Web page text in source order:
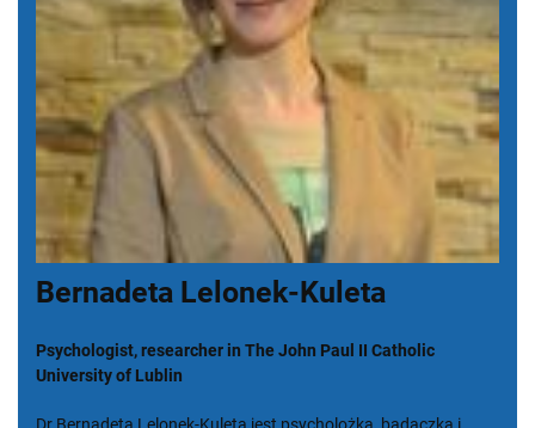
Bernadeta Lelonek-Kuleta
Psychologist, researcher in The John Paul II Catholic
University of Lublin